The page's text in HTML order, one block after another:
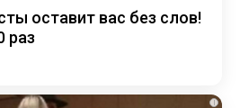
оставит вас без слов!
раз
i